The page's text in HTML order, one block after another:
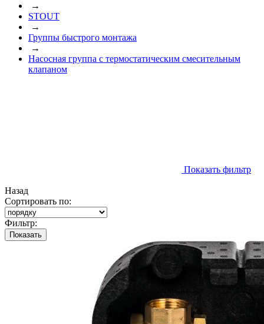
→
STOUT
→
Группы быстрого монтажа
→
Насосная группа с термостатическим смесительным
клапаном
Показать фильтр
Назад
Сортировать по:
Фильтр:
Показать